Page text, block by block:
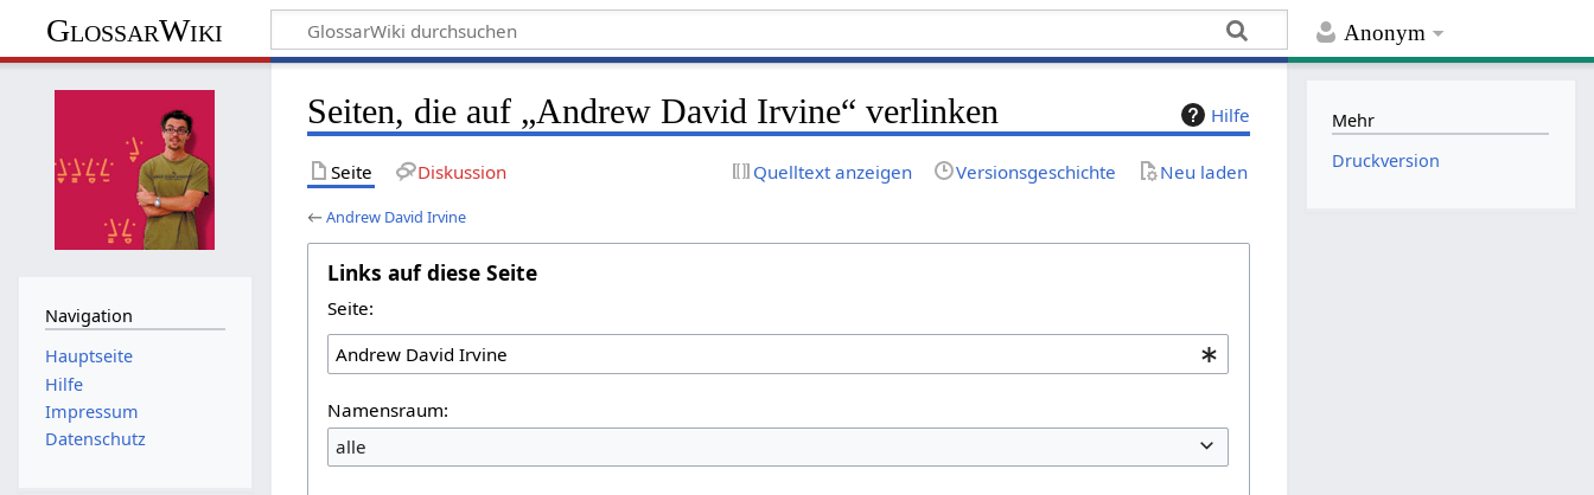
Anonym
GlossarWiki
Hilfe
Seiten, die auf „Andrew David Irvine“ verlinken
Seite Diskussion Quelltext anzeigen Versionsgeschichte Neu laden
←Andrew David Irvine
Links auf diese Seite
Seite:
Namensraum:
alle
Navigation
Hauptseite
Hilfe
Impressum
Datenschutz
Mehr
Druckversion